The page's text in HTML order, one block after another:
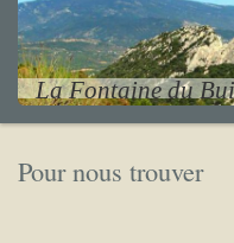
La Fontaine du
Pour nous trouver